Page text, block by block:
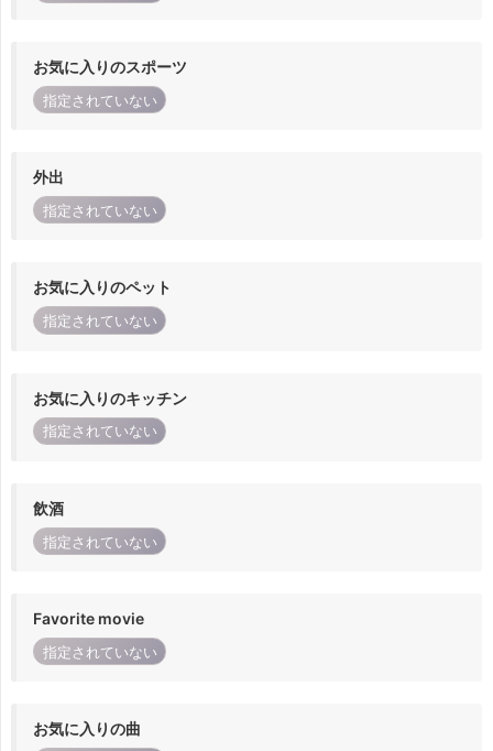
お気に入りのスポーツ
指定されていない
外出
指定されていない
お気に入りのペット
指定されていない
お気に入りのキッチン
指定されていない
飲酒
指定されていない
Favorite movie
指定されていない
お気に入りの曲